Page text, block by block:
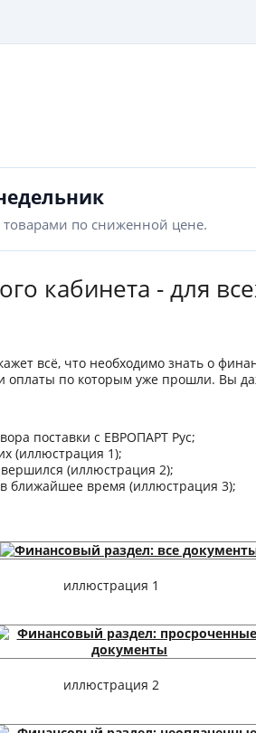
по сниженной цене.
кабинета - для
всё, что необходимо знать о
оплаты по которым уже прошли. Вы
поставки с ЕВРОПАРТ Рус;
(иллюстрация 1);
(иллюстрация 2);
ближайшее время (иллюстрация 3);
иллюстрация 1
иллюстрация 2